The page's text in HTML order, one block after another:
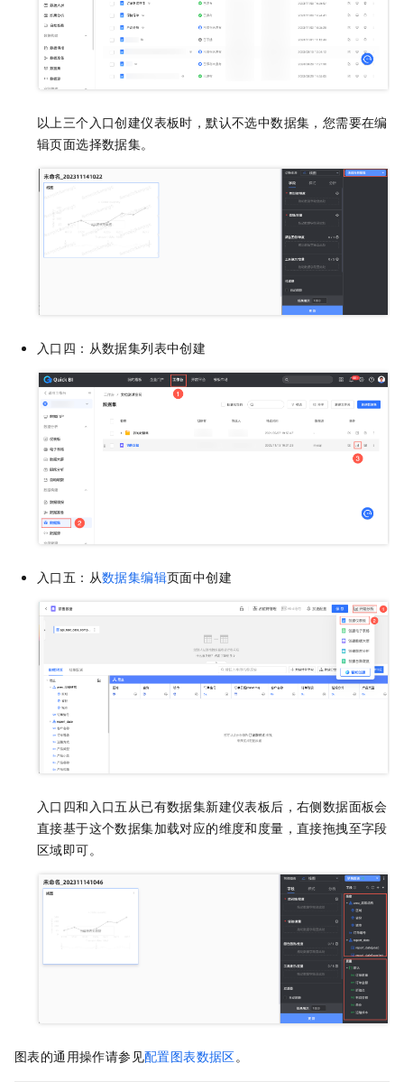
以上三个入口创建仪表板时，默认不选中数据集，您需要在编
辑页面选择数据集。
入口四：从数据集列表中创建
入口五：从数据集编辑页面中创建
入口四和入口五从已有数据集新建仪表板后，右侧数据面板会
直接基于这个数据集加载对应的维度和度量，直接拖拽至字段
区域即可。
图表的通用操作请参见配置图表数据区。